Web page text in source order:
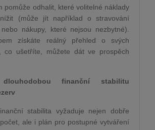
pomůže odhalit, které volitelné náklady
(může jít například o stravování
nákupy, které nejsou nezbytné).
získáte reálný přehled o svých
co ušetříte, můžete dát ve prospěch
finanční stabilitu
stabilita vyžaduje nejen dobře
ale i plán pro postupné vytváření